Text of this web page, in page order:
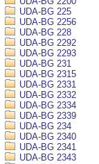
UDA-BG 225
UDA-BG 2256
UDA-BG 228
UDA-BG 2292
UDA-BG 2293
UDA-BG 231
UDA-BG 2315
UDA-BG 2331
UDA-BG 2332
UDA-BG 2334
UDA-BG 2339
UDA-BG 234
UDA-BG 2340
UDA-BG 2341
UDA-BG 2343